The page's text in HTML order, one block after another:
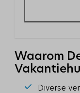
Waarom
Diverse